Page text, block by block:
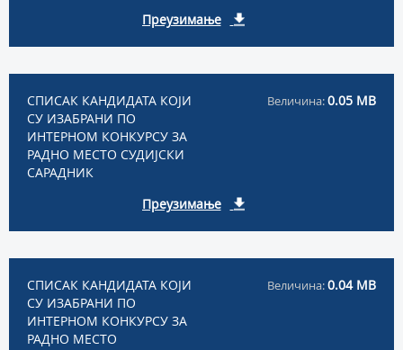
Преузимање
СПИСАК КАНДИДАТА КОЈИ
СУ ИЗАБРАНИ ПО
ИНТЕРНОМ КОНКУРСУ ЗА
РАДНО МЕСТО СУДИЈСКИ
САРАДНИК
Величина:0.05 MB
Преузимање
СПИСАК КАНДИДАТА КОЈИ
СУ ИЗАБРАНИ ПО
ИНТЕРНОМ КОНКУРСУ ЗА
РАДНО МЕСТО
Величина:0.04 MB